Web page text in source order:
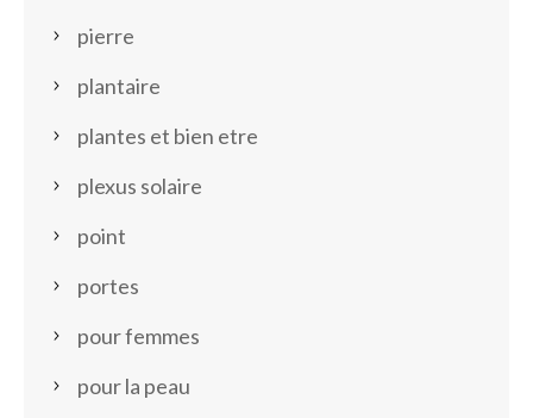
pierre
plantaire
plantes et bien etre
plexus solaire
point
portes
pour femmes
pour la peau